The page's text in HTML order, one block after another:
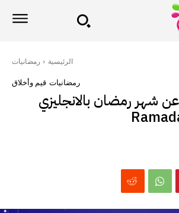
الرئيسية رمضانيات
رمضانيات قيم وأخلاق
شهر رمضان بالانجليزي